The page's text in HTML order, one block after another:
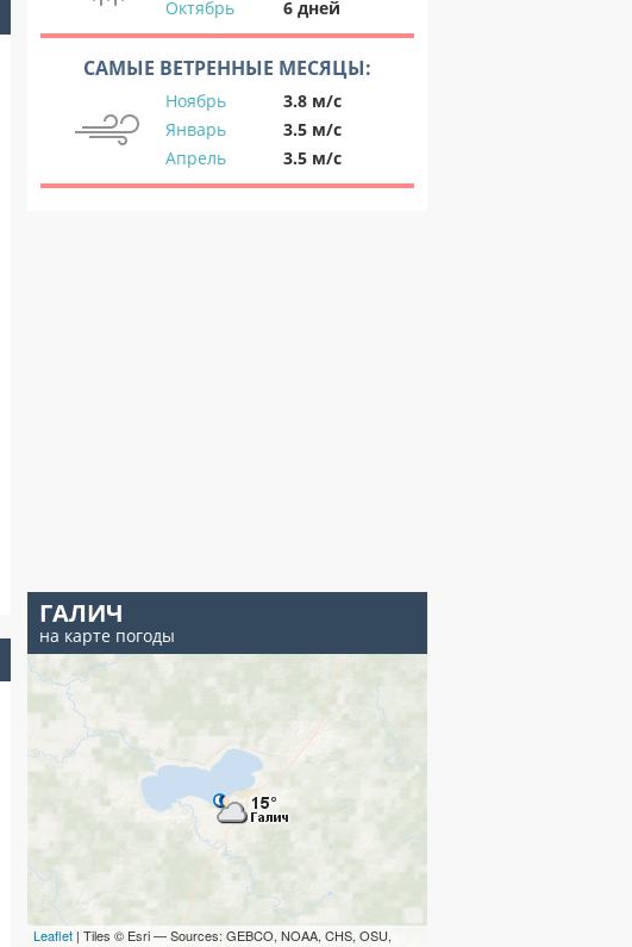
Октябрь
6 дней
САМЫЕ ВЕТРЕННЫЕ МЕСЯЦЫ:
Ноябрь
3.8 м/с
Январь
3.5 м/с
Апрель
3.5 м/с
ГАЛИЧ
на карте погоды
Leaflet | Tiles © Esri — Sources: GEBCO, NOAA, CHS, OSU,